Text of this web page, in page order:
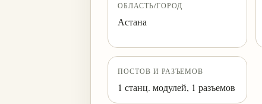
ОБЛАСТЬ/ГОРОД
Астана
ПОСТОВ И РАЗЪЕМОВ
1 станц. модулей, 1 разъемов